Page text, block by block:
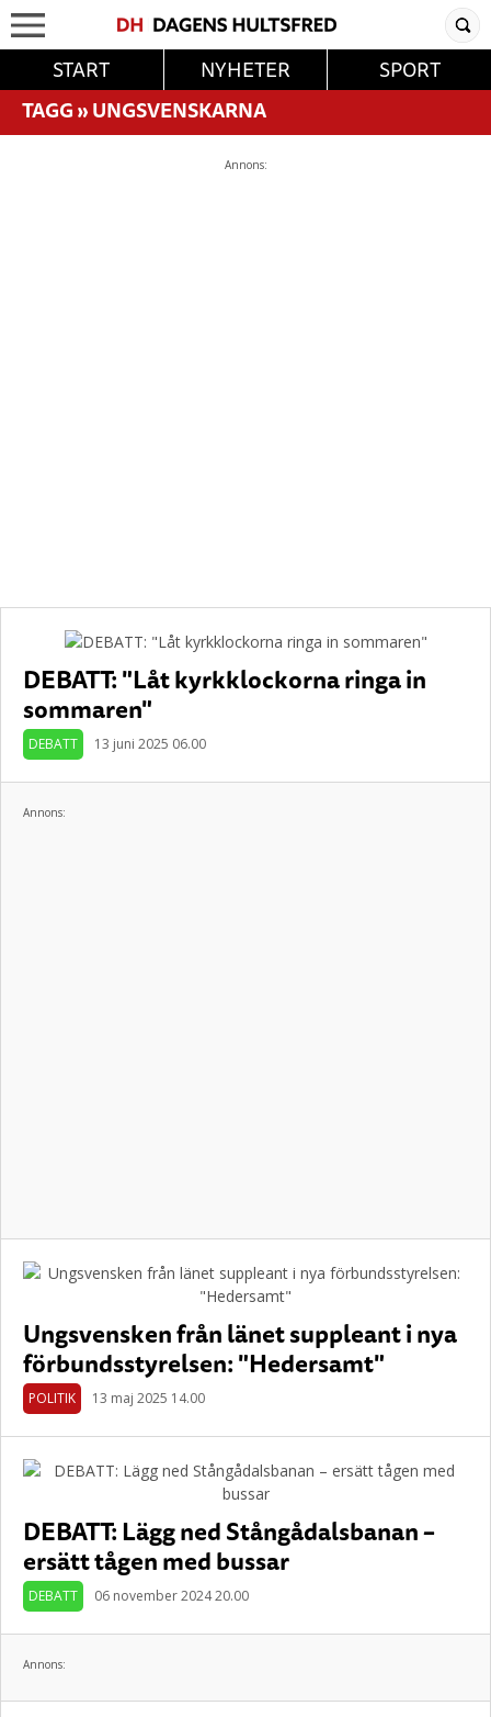
START NYHETER
SPORT
TAGG»UNGSVENSKARNA
Annons:
DEBATT: "Låt kyrkklockorna ringa in
sommaren"
DEBATT 13 juni 2025 06.00
Annons:
Ungsvensken från länet suppleant i nya
förbundsstyrelsen: "Hedersamt"
POLITIK 13 maj 2025 14.00
DEBATT: Lägg ned Stångådalsbanan –
ersätt tågen med bussar
DEBATT 06 november 2024 20.00
Annons: